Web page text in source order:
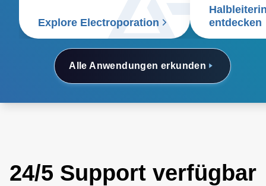
Alle Anwendungen erkunden
Explore Electroporation
entdecken
24/5 Support verfügbar